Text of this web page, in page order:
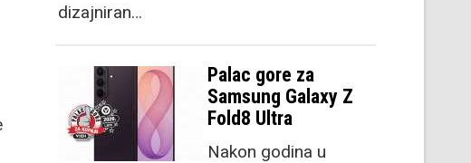
dizajniran…
Palac gore za
Samsung Galaxy Z
Fold8 Ultra
Nakon godina u